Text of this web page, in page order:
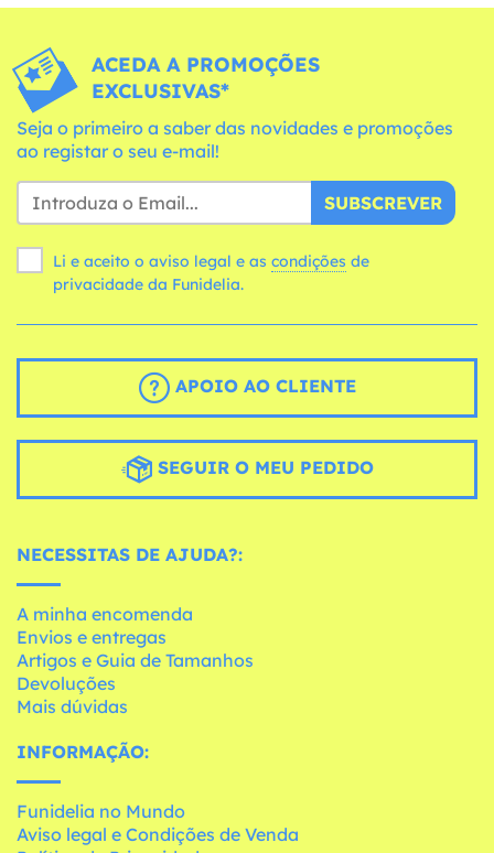
ACEDA A PROMOÇÕES
EXCLUSIVAS*
Seja o primeiro a saber das novidades e promoções
ao registar o seu e-mail!
SUBSCREVER
Li e aceito o aviso legal e as condições
privacidade da Funidelia.
APOIO AO CLIENTE
SEGUIR O MEU PEDIDO
NECESSITAS DE AJUDA?:
A minha encomenda
Envios e entregas
Artigos e Guia de Tamanhos
Devoluções
Mais dúvidas
INFORMAÇÃO:
Funidelia no Mundo
Aviso legal e Condições de Venda